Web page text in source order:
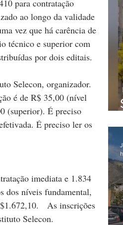
para contratação
ao longo da validade
vez que há carência de
técnico e superior com
por dois editais.
Selecon, organizador.
é de R$ 35,00 (nível
(superior). É preciso
É preciso ler os
imediata e 1.834
dos níveis fundamental,
As inscrições
Selecon.